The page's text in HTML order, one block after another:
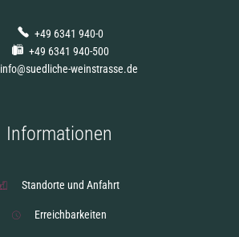
+49 6341 940-0
+49 6341 940-500
info@suedliche-weinstrasse.de
Informationen
Standorte und Anfahrt
Erreichbarkeiten